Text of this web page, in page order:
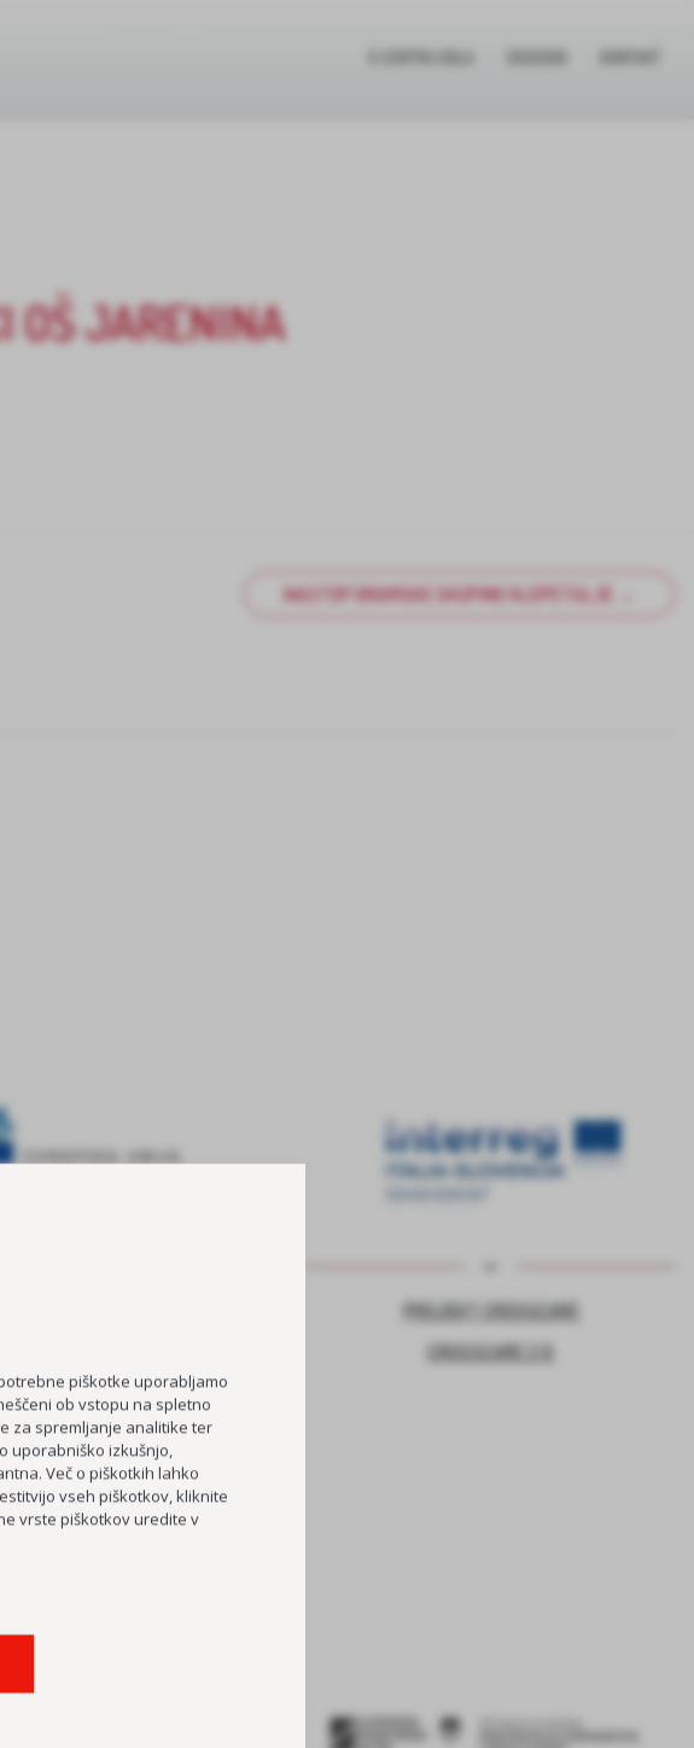
OŠ JARENINA
NASTOP DRAMSKE SKUPINE KLEPETULJE →
POVEZOVANJE ZA VARNO
ČUTIM – ŽIVIM
PRIJAZNA TOČKA
SREDIŠČE PRI OŠ HORJUL
BREZPLAČNIH E-PREVOZOV
PROJEKT CROSSCARE
CROSSCARE 2.0
piškotke uporabljamo
ob vstopu na spletno
za spremljanje analitike ter
uporabniško izkušnjo,
Več o piškotkih lahko
vseh piškotkov, kliknite
vrste piškotkov uredite v